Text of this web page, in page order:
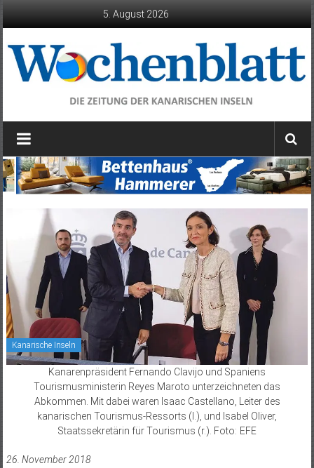
5. August 2026
Wochenblatt
die
Zeitung
der
Kanarischen
Kanarische Inseln
Kanarenpräsident Fernando Clavijo und Spaniens
Tourismusministerin Reyes Maroto unterzeichneten das
Abkommen. Mit dabei waren Isaac Castellano, Leiter des
kanarischen Tourismus-Ressorts (l.), und Isabel Oliver,
Staatssekretärin für Tourismus (r.). Foto: EFE
26. November 2018